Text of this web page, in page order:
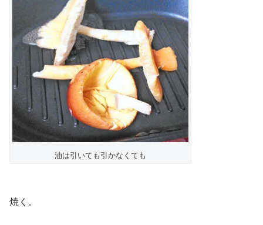
油は引いても引かなくても
焼く。